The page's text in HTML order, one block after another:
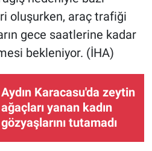
oluşurken, araç trafiği
gece saatlerine kadar
bekleniyor. (İHA)
Aydın Karacasu'da zeytin
ağaçları yanan kadın
gözyaşlarını tutamadı